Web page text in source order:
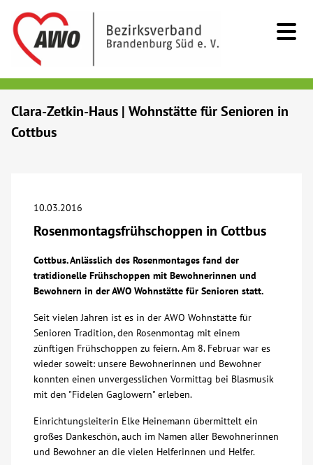
Senioren
Begegnung
Bildung
Über uns
Veranstaltungen
Spenden
Mitmachen
Clara-Zetkin-Haus | Wohnstätte für Senioren in
Cottbus
10.03.2016
Rosenmontagsfrühschoppen in Cottbus
Cottbus. Anlässlich des Rosenmontages fand der
tratidionelle Frühschoppen mit Bewohnerinnen und
Bewohnern in der AWO Wohnstätte für Senioren statt.
Seit vielen Jahren ist es in der AWO Wohnstätte für
Senioren Tradition, den Rosenmontag mit einem
zünftigen Frühschoppen zu feiern. Am 8. Februar war es
wieder soweit: unsere Bewohnerinnen und Bewohner
konnten einen unvergesslichen Vormittag bei Blasmusik
mit den "Fidelen Gaglowern" erleben.
Einrichtungsleiterin Elke Heinemann übermittelt ein
großes Dankeschön, auch im Namen aller Bewohnerinnen
und Bewohner an die vielen Helferinnen und Helfer.